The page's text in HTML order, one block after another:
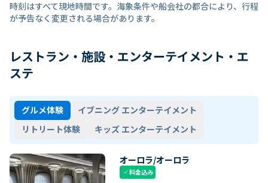
時刻はすべて現地時間です。海象条件や船会社の都合により、行程
が予告なく変更される場合があります。
レストラン・施設・エンターテイメント・エ
ステ
グルメ体験
イブニング エンターテイメント
リトリート体験
キッズ エンターテイメント
オーロラ/オーロラ
check料金込み